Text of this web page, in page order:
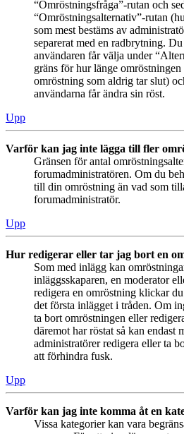
“Omröstningsfråga”-rutan och
“Omröstningsalternativ”-rutan
som mest bestäms av
separerat med en radbrytning.
användaren får välja under
gräns för hur länge
omröstning som aldrig tar slut)
användarna får ändra sin röst.
Upp
Varför kan jag inte lägga till fler
Gränsen för antal
forumadministratören. Om du
till din omröstning än vad som
forumadministratör.
Upp
Hur redigerar eller tar jag bort en
Som med inlägg kan
inläggsskaparen, en moderator
redigera en omröstning klickar
det första inlägget i tråden. Om
ta bort omröstningen eller
däremot har röstat så kan endast
administratörer redigera eller ta
att förhindra fusk.
Upp
Varför kan jag inte komma åt en
Vissa kategorier kan vara